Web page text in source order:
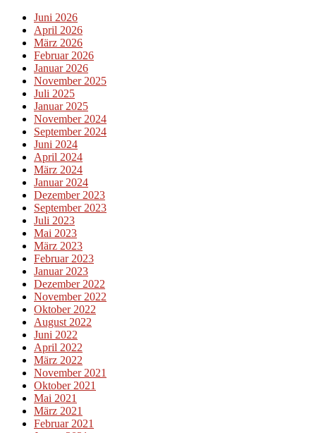
Juni 2026
April 2026
März 2026
Februar 2026
Januar 2026
November 2025
Juli 2025
Januar 2025
November 2024
September 2024
Juni 2024
April 2024
März 2024
Januar 2024
Dezember 2023
September 2023
Juli 2023
Mai 2023
März 2023
Februar 2023
Januar 2023
Dezember 2022
November 2022
Oktober 2022
August 2022
Juni 2022
April 2022
März 2022
November 2021
Oktober 2021
Mai 2021
März 2021
Februar 2021